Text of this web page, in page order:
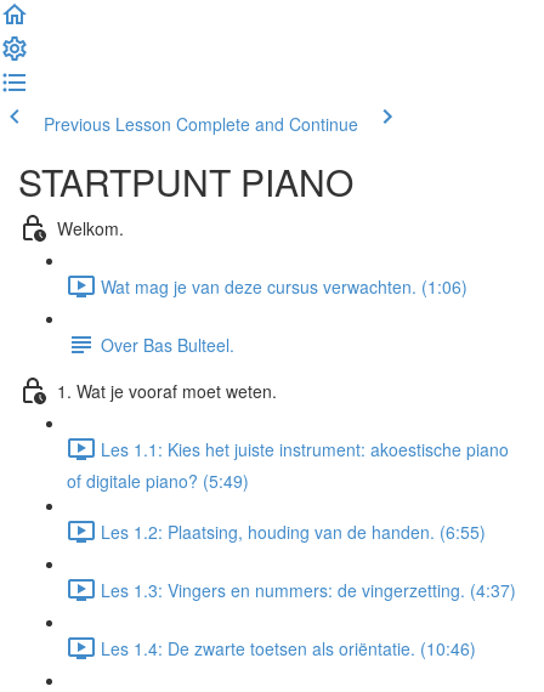
Previous Lesson Complete and Continue
STARTPUNT PIANO
Welkom.
Wat mag je van deze cursus verwachten. (1:06)
Over Bas Bulteel.
1. Wat je vooraf moet weten.
Les 1.1: Kies het juiste instrument: akoestische piano
of digitale piano? (5:49)
Les 1.2: Plaatsing, houding van de handen. (6:55)
Les 1.3: Vingers en nummers: de vingerzetting. (4:37)
Les 1.4: De zwarte toetsen als oriëntatie. (10:46)